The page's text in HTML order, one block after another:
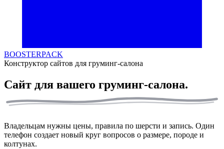
BOOSTERPACK
Конструктор сайтов для груминг-салона
Сайт для вашего груминг-салона.
Владельцам нужны цены, правила по шерсти и запись. Один
телефон создает новый круг вопросов о размере, породе и
колтунах.